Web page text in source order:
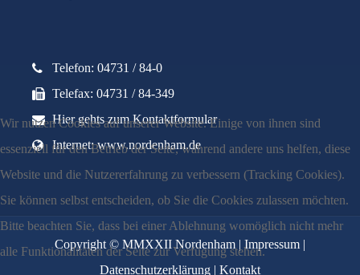
Telefon: 04731 / 84-0
Telefax: 04731 / 84-349
Hier gehts zum Kontaktformular
Internet: www.nordenham.de
Copyright © MMXXII Nordenham |Impressum |
Datenschutzerklärung | Kontakt
Wir nutzen Cookies auf unserer Website. Einige von ihnen sind
essenziell für den Betrieb der Seite, während andere uns helfen, diese
Website und die Nutzererfahrung zu verbessern (Tracking Cookies).
Sie können selbst entscheiden, ob Sie die Cookies zulassen möchten.
Bitte beachten Sie, dass bei einer Ablehnung womöglich nicht mehr
alle Funktionalitäten der Seite zur Verfügung stehen.